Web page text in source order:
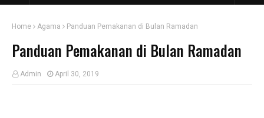
Home Agama Panduan Pemakanan di Bulan Ramadan
Panduan Pemakanan di Bulan Ramadan
Admin April 30, 2019